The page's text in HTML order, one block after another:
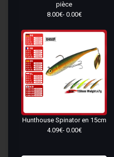
pièce
8.00€- 0.00€
Hunthouse Spinator en 15cm
4.09€- 0.00€